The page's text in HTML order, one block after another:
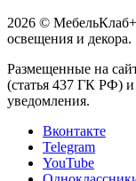
2026 ©
освещения и декора.
Размещенные на
(статья 437 ГК РФ)
уведомления.
Вконтакте
Telegram
YouTube